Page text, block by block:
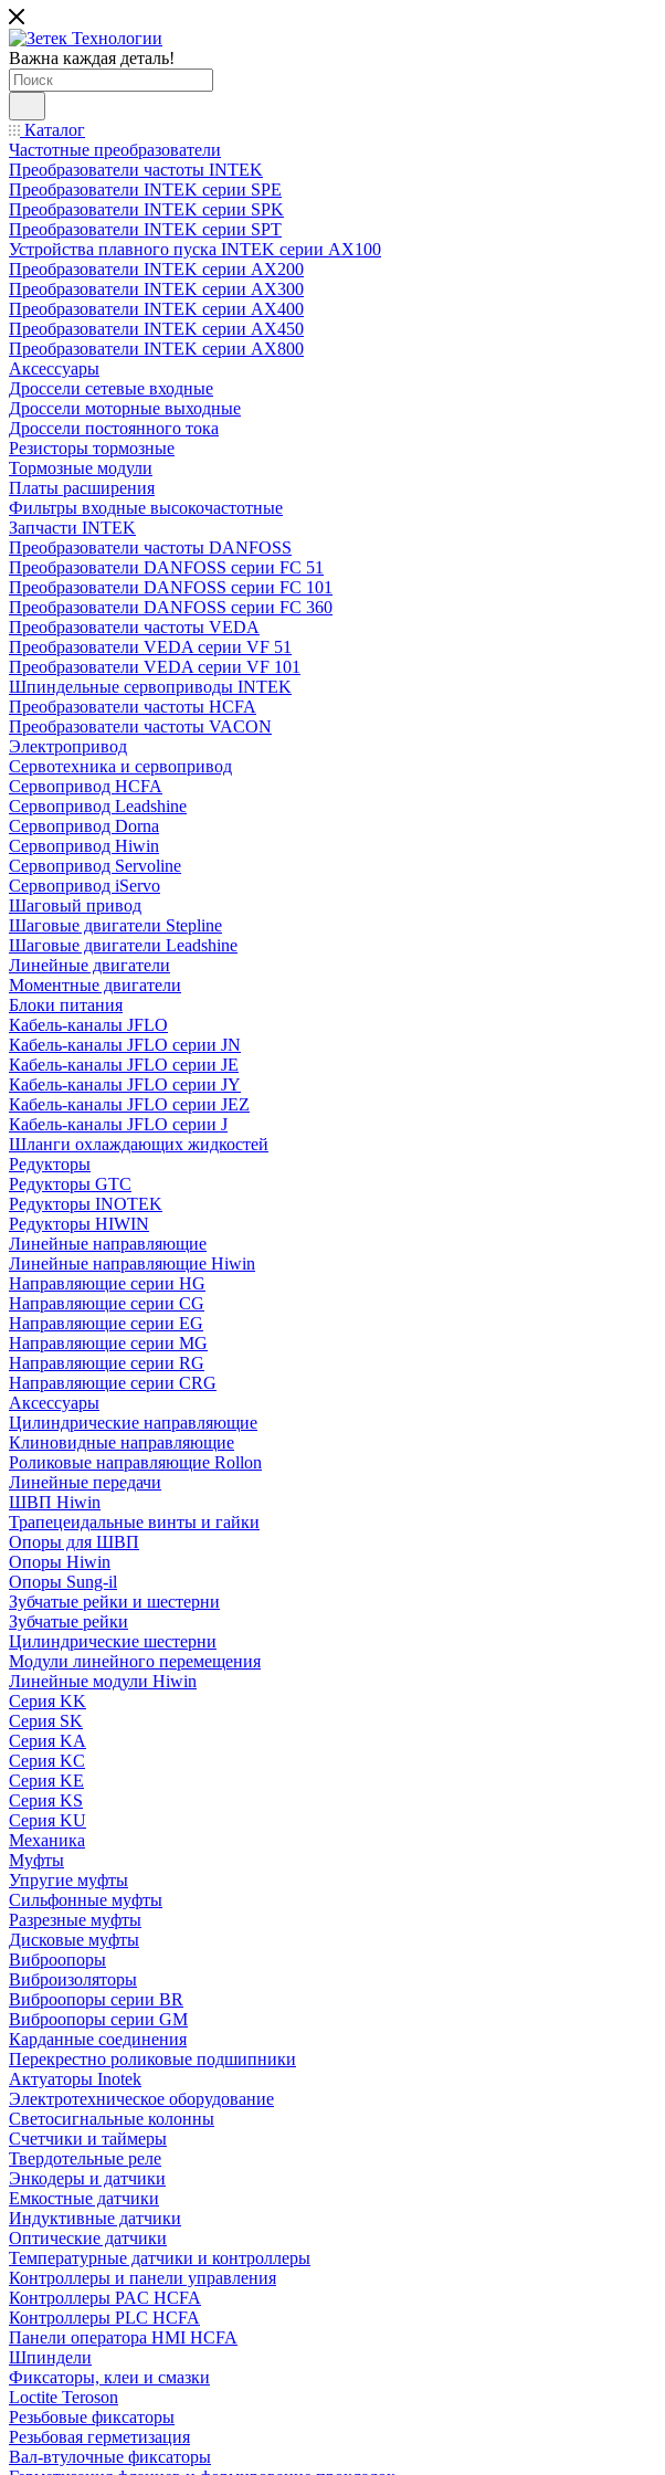
Важна каждая деталь!
Каталог
Частотные преобразователи
Преобразователи частоты INTEK
Преобразователи INTEK серии SPE
Преобразователи INTEK серии SPK
Преобразователи INTEK серии SPT
Устройства плавного пуска INTEK серии AX100
Преобразователи INTEK серии AX200
Преобразователи INTEK серии AX300
Преобразователи INTEK серии AX400
Преобразователи INTEK серии AX450
Преобразователи INTEK серии AX800
Аксессуары
Дроссели сетевые входные
Дроссели моторные выходные
Дроссели постоянного тока
Резисторы тормозные
Тормозные модули
Платы расширения
Фильтры входные высокочастотные
Запчасти INTEK
Преобразователи частоты DANFOSS
Преобразователи DANFOSS серии FC 51
Преобразователи DANFOSS серии FC 101
Преобразователи DANFOSS серии FC 360
Преобразователи частоты VEDA
Преобразователи VEDA серии VF 51
Преобразователи VEDA серии VF 101
Шпиндельные сервоприводы INTEK
Преобразователи частоты HCFA
Преобразователи частоты VACON
Электропривод
Сервотехника и сервопривод
Сервопривод HCFA
Сервопривод Leadshine
Сервопривод Dorna
Сервопривод Hiwin
Сервопривод Servoline
Сервопривод iServo
Шаговый привод
Шаговые двигатели Stepline
Шаговые двигатели Leadshine
Линейные двигатели
Моментные двигатели
Блоки питания
Кабель-каналы JFLO
Кабель-каналы JFLO серии JN
Кабель-каналы JFLO серии JE
Кабель-каналы JFLO серии JY
Кабель-каналы JFLO серии JEZ
Кабель-каналы JFLO серии J
Шланги охлаждающих жидкостей
Редукторы
Редукторы GTC
Редукторы INOTEK
Редукторы HIWIN
Линейные направляющие
Линейные направляющие Hiwin
Направляющие серии HG
Направляющие серии CG
Направляющие серии EG
Направляющие серии MG
Направляющие серии RG
Направляющие серии CRG
Аксессуары
Цилиндрические направляющие
Клиновидные направляющие
Роликовые направляющие Rollon
Линейные передачи
ШВП Hiwin
Трапецеидальные винты и гайки
Опоры для ШВП
Опоры Hiwin
Опоры Sung-il
Зубчатые рейки и шестерни
Зубчатые рейки
Цилиндрические шестерни
Модули линейного перемещения
Линейные модули Hiwin
Серия KK
Серия SK
Серия KA
Серия KC
Серия KE
Серия KS
Серия KU
Механика
Муфты
Упругие муфты
Сильфонные муфты
Разрезные муфты
Дисковые муфты
Виброопоры
Виброизоляторы
Виброопоры серии BR
Виброопоры серии GM
Карданные соединения
Перекрестно роликовые подшипники
Актуаторы Inotek
Электротехническое оборудование
Светосигнальные колонны
Счетчики и таймеры
Твердотельные реле
Энкодеры и датчики
Емкостные датчики
Индуктивные датчики
Оптические датчики
Температурные датчики и контроллеры
Контроллеры и панели управления
Контроллеры PAC HCFA
Контроллеры PLC HCFA
Панели оператора HMI HCFA
Шпиндели
Фиксаторы, клеи и смазки
Loctite Teroson
Резьбовые фиксаторы
Резьбовая герметизация
Вал-втулочные фиксаторы